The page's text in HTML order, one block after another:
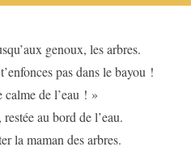
genoux, les arbres.
pas dans le bayou !
calme de l’eau ! »
au bord de l’eau.
la maman des arbres.